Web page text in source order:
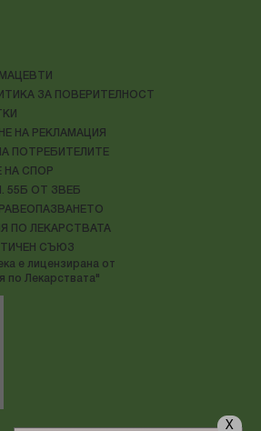
X
ЗА ПОВЕРИТЕЛНОСТ
НА РЕКЛАМАЦИЯ
ПОТРЕБИТЕЛИТЕ
НА СПОР
55Б ОТ ЗВЕБ
ПО ЛЕКАРСТВАТА
СЪЮЗ
е лицензирана от
по Лекарствата"